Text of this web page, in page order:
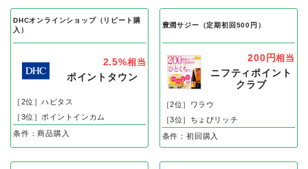
DHCオンラインショップ（リピート購
入）
2.5%相当
ポイントタウン
［2位］ハピタス
［3位］ポイントインカム
条件：商品購入
豊潤サジー（定期初回500円）
200円相当
ニフティポイント
クラブ
［2位］ワラウ
［3位］ちょびリッチ
条件：初回購入